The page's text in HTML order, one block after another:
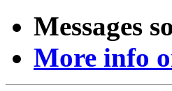
Messages
More info